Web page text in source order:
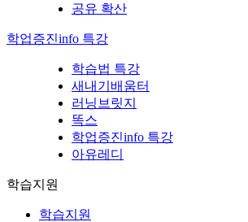
공유 확산
학업증진info 특강
학습법 특강
새내기배움터
러닝브릿지
똑스
학업증진info 특강
아유레디
학습지원
학습지원